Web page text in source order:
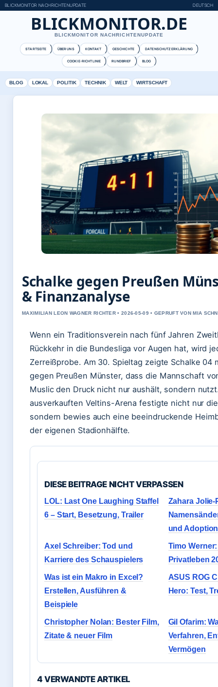
BLICKMONITOR NACHRICHTENUPDATE DEUTSCH
BLICKMONITOR.DE
BLICKMONITOR NACHRICHTENUPDATE
STARTSEITE ÜBER UNS KONTAKT GESCHICHTE DATENSCHUTZERKLÄRUNG
COOKIE-RICHTLINIE RUNDBRIEF BLOG
BLOG LOKAL POLITIK TECHNIK WELT WIRTSCHAFT
Schalke gegen Preußen
& Finanzanalyse
MAXIMILIAN LEON WAGNER RICHTER • 2026-05-09 • GEPRUFT VON MIA
Wenn ein Traditionsverein nach fünf Jahren
Rückkehr in die Bundesliga vor Augen hat, wird
Zerreißprobe. Am 30. Spieltag zeigte Schalke 04
gegen Preußen Münster, dass die Mannschaft
Muslic den Druck nicht nur aushält, sondern
ausverkauften Veltins-Arena festigte nicht nur
sondern bewies auch eine beeindruckende
der eigenen Stadionhälfte.
DIESE BEITRAGE NICHT VERPASSEN
LOL: Last One Laughing Staffel
6 – Start, Besetzung, Trailer
Zahara Jolie-
und Adoption
Axel Schreiber: Tod und
Karriere des Schauspielers
Timo
Privatleben
Was ist ein Makro in Excel?
Erstellen, Ausführen &
Beispiele
ASUS ROG
Hero: Test,
Christopher Nolan: Bester Film,
Zitate & neuer Film
Gil Ofarim:
Verfahren,
Vermögen
4 VERWANDTE ARTIKEL